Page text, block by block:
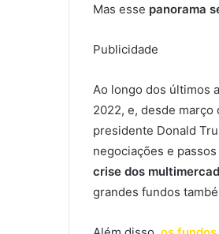
Mas esse panorama
Publicidade
Ao longo dos últimos
2022, e, desde março
presidente Donald
negociações e
crise dos
grandes fundos